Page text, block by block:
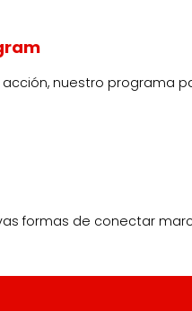
acción, nuestro programa
formas de conectar